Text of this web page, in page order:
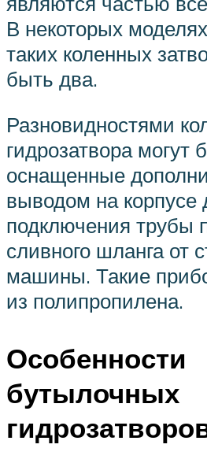
В некоторых
таких коленных
быть два.
Разновидностями
гидрозатвора могут
оснащенные
выводом на корпусе
подключения трубы
сливного шланга от
машины. Такие
из полипропилена.
Особенности
бутылочных